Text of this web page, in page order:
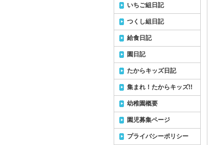
いちご組日記
つくし組日記
給食日記
園日記
たからキッズ日記
集まれ！たからキッズ!!
幼稚園概要
園児募集ページ
プライバシーポリシー